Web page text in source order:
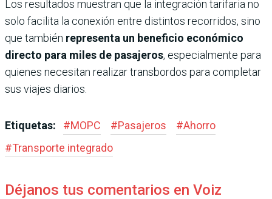
Los resultados muestran que la integración tarifaria no
solo facilita la conexión entre distintos recorridos, sino
que también representa un beneficio económico
directo para miles de pasajeros, especialmente para
quienes necesitan realizar transbordos para completar
sus viajes diarios.
Etiquetas: #MOPC #Pasajeros #Ahorro
#Transporte integrado
Déjanos tus comentarios en Voiz